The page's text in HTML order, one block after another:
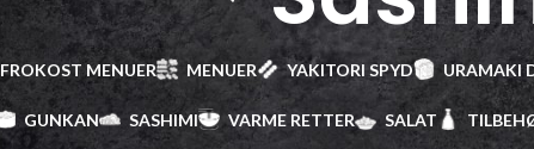
FROKOST MENUER MENUER YAKITORI SPYD URAMAKI
GUNKAN SASHIMI VARME RETTER SALAT